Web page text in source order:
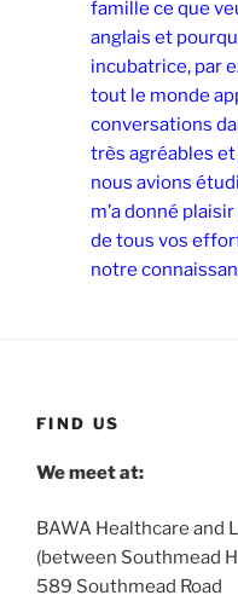
famille ce que
anglais et
incubatrice, par
tout le monde
conversations
très agréables et
nous avions
m’a donné
de tous vos
notre
FIND US
We meet at:
BAWA Healthcare and
(between Southmead
589 Southmead Road